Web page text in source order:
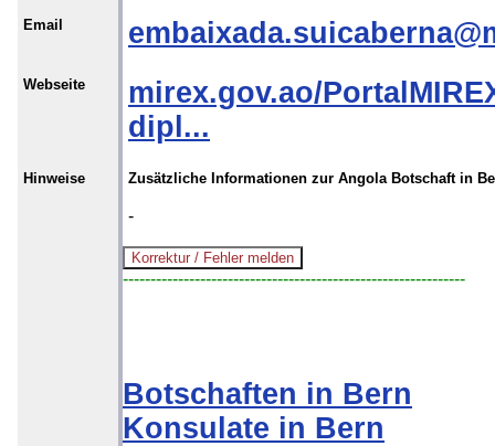
Email
Webseite
mirex.gov.ao/
dipl...
Hinweise Zusätzliche Informationen zur Angola Botschaft in
-
--------------------------------------------------------------
Botschaften in Bern
Konsulate in Bern